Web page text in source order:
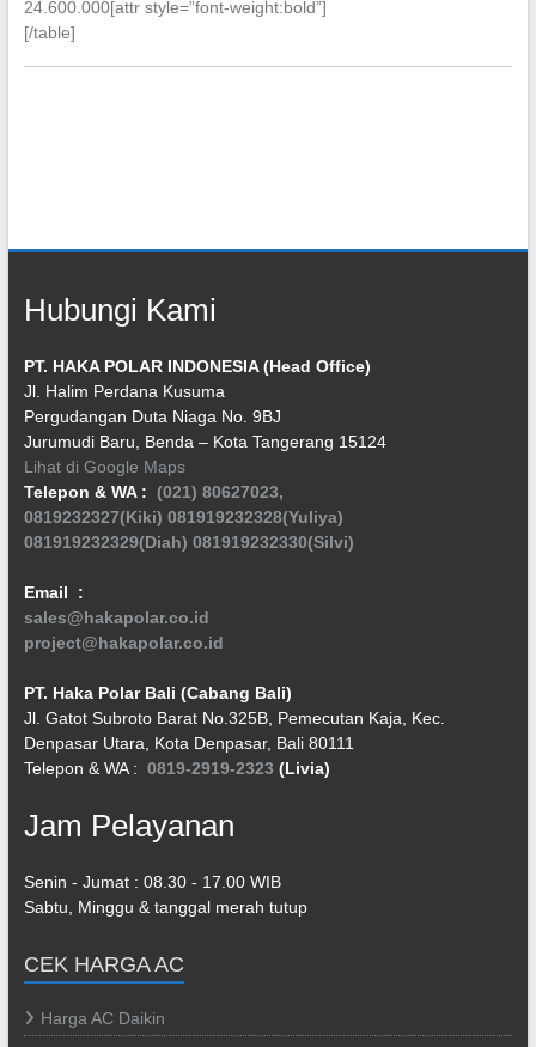
24.600.000[attr style=”font-weight:bold”]
[/table]
Hubungi Kami
PT. HAKA POLAR INDONESIA (Head Office)
Jl. Halim Perdana Kusuma
Pergudangan Duta Niaga No. 9BJ
Jurumudi Baru, Benda – Kota Tangerang 15124
Lihat di Google Maps
Telepon & WA : (021) 80627023,
0819232327(Kiki) 081919232328(Yuliya)
081919232329(Diah) 081919232330(Silvi)
Email :
sales@hakapolar.co.id
project@hakapolar.co.id
PT. Haka Polar Bali (Cabang Bali)
Jl. Gatot Subroto Barat No.325B, Pemecutan Kaja, Kec.
Denpasar Utara, Kota Denpasar, Bali 80111
Telepon & WA : 0819-2919-2323 (Livia)
Jam Pelayanan
Senin - Jumat : 08.30 - 17.00 WIB
Sabtu, Minggu & tanggal merah tutup
CEK HARGA AC
Harga AC Daikin